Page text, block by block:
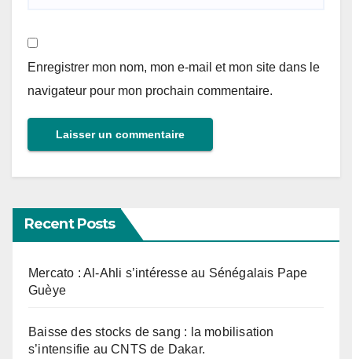
Enregistrer mon nom, mon e-mail et mon site dans le
navigateur pour mon prochain commentaire.
Recent Posts
Mercato : Al-Ahli s’intéresse au Sénégalais Pape
Guèye
Baisse des stocks de sang : la mobilisation
s’intensifie au CNTS de Dakar.